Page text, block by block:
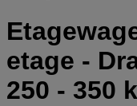
etage -
250 - 350